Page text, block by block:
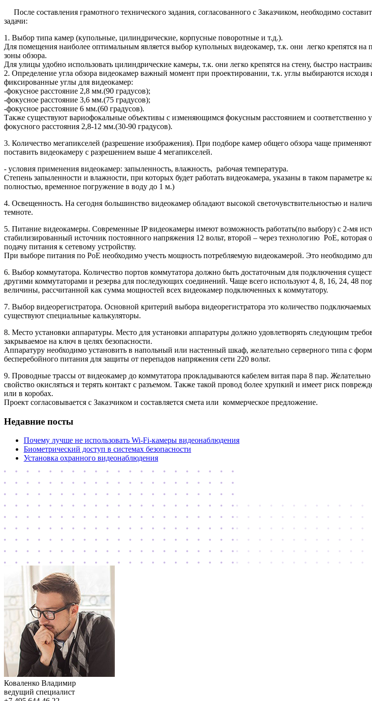
После составления грамотного технического задания, согласованного с Заказчиком, необходимо
задачи:
1. Выбор типа камер (купольные, цилиндрические, корпусные поворотные и т.д.).
Для помещения наиболее оптимальным является выбор купольных видеокамер, т.к. они легко крепятся
зоны обзора.
Для улицы удобно использовать цилиндрические камеры, т.к. они легко крепятся на стену, быстро
2. Определение угла обзора видеокамер важный момент при проектировании, т.к. углы выбираются
фиксированные углы для видеокамер:
-фокусное расстояние 2,8 мм.(90 градусов);
-фокусное расстояние 3,6 мм.(75 градусов);
-фокусное расстояние 6 мм.(60 градусов).
Также существуют вариофокальные объективы с изменяющимся фокусным расстоянием и соответственно
фокусного расстояния 2,8-12 мм.(30-90 градусов).
3. Количество мегапикселей (разрешение изображения). При подборе камер общего обзора чаще
поставить видеокамеру с разрешением выше 4 мегапикселей.
- условия применения видеокамер: запыленность, влажность, рабочая температура.
Степень запыленности и влажности, при которых будет работать видеокамера, указаны в таком
полностью, временное погружение в воду до 1 м.)
4. Освещенность. На сегодня большинство видеокамер обладают высокой светочувствительностью и
темноте.
5. Питание видеокамеры. Современные IP видеокамеры имеют возможность работать(по выбору) с 2-мя
стабилизированный источник постоянного напряжения 12 вольт, второй – через технологию PoE,
подачу питания к сетевому устройству.
При выборе питания по PoE необходимо учесть мощность потребляемую видеокамерой. Это необходимо
6. Выбор коммутатора. Количество портов коммутатора должно быть достаточным для подключения
другими коммутаторами и резерва для последующих соединений. Чаще всего используют 4, 8, 16, 24, 48
величины, рассчитанной как сумма мощностей всех видеокамер подключенных к коммутатору.
7. Выбор видеорегистратора. Основной критерий выбора видеорегистратора это количество
существуют специальные калькуляторы.
8. Место установки аппаратуры. Место для установки аппаратуры должно удовлетворять следующим
закрываемое на ключ в целях безопасности.
Аппаратуру необходимо установить в напольный или настенный шкаф, желательно серверного типа с
бесперебойного питания для защиты от перепадов напряжения сети 220 вольт.
9. Проводные трассы от видеокамер до коммутатора прокладываются кабелем витая пара 8 пар.
свойство окисляться и терять контакт с разъемом. Также такой провод более хрупкий и имеет риск
или в коробах.
Проект согласовывается с Заказчиком и составляется смета или коммерческое предложение.
Недавние посты
Почему лучше не использовать Wi-Fi-камеры видеонаблюдения
Биометрический доступ в системах безопасности
Установка охранного видеонаблюдения
Коваленко Владимир
ведущий специалист